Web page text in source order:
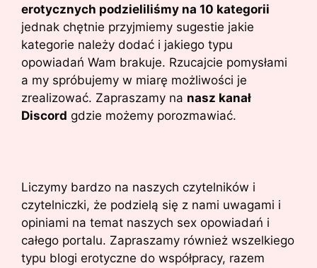
erotycznych podzieliliśmy na 10 kategorii
jednak chętnie przyjmiemy sugestie jakie
kategorie należy dodać i jakiego typu
opowiadań Wam brakuje. Rzucajcie pomysłami
a my spróbujemy w miarę możliwości je
zrealizować. Zapraszamy na nasz kanał
Discord gdzie możemy porozmawiać.
Liczymy bardzo na naszych czytelników i
czytelniczki, że podzielą się z nami uwagami i
opiniami na temat naszych sex opowiadań i
całego portalu. Zapraszamy również wszelkiego
typu blogi erotyczne do współpracy, razem